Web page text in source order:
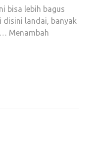
bisa lebih bagus
disini landai, banyak
Menambah